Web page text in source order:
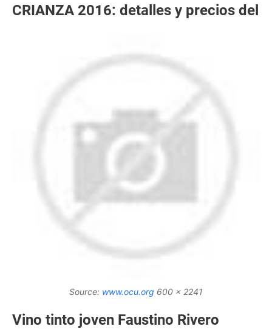
CRIANZA 2016: detalles y precios del
Source: www.ocu.org 600 x 2241
Vino tinto joven Faustino Rivero